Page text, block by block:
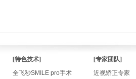
[特色技术]
全飞秒SMILE pro手术
[专家团队]
近视矫正专家